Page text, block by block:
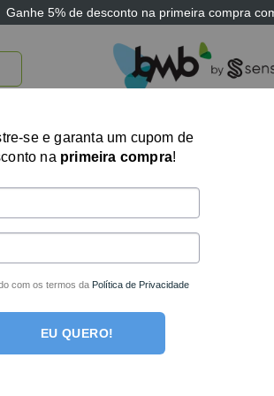
Ganhe 5% de desconto na primeira compra
BRINQUEDOS E JOGOS
se e garanta um cupom de
naprimeira compra!
com os termos daPolítica de Privacidade